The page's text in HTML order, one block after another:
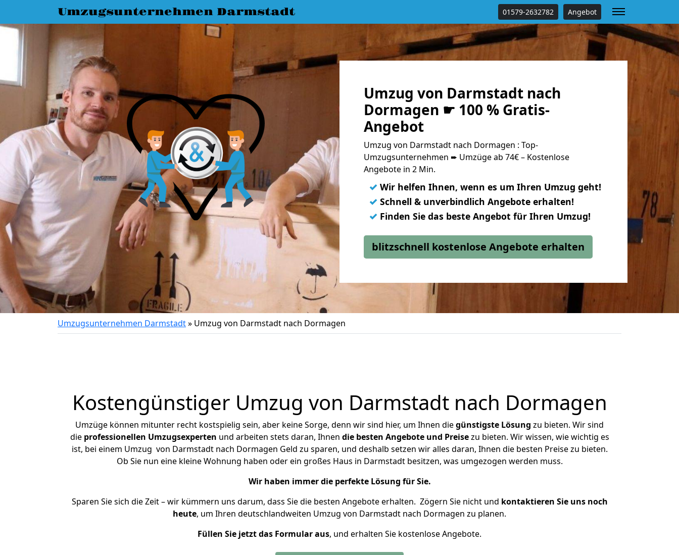
Umzugsunternehmen Darmstadt 01579-2632782 Angebot
Umzug von Darmstadt nach
Dormagen ☛ 100 % Gratis-
Angebot
Umzug von Darmstadt nach Dormagen : Top-
Umzugsunternehmen ➨ Umzüge ab 74€ – Kostenlose
Angebote in 2 Min.
✓ Wir helfen Ihnen, wenn es um Ihren Umzug geht!
✓ Schnell & unverbindlich Angebote erhalten!
✓ Finden Sie das beste Angebot für Ihren Umzug!
blitzschnell kostenlose Angebote erhalten
Umzugsunternehmen Darmstadt» Umzug von Darmstadt nach Dormagen
Kostengünstiger Umzug von Darmstadt nach Dormagen
Umzüge können mitunter recht kostspielig sein, aber keine Sorge, denn wir sind hier, um Ihnen diegünstigste Lösung zu bieten. Wir sind
die professionellen Umzugsexperten und arbeiten stets daran, Ihnen die besten Angebote und Preisezu bieten. Wir wissen, wie wichtig es
ist, bei einem Umzug von Darmstadt nach Dormagen Geld zu sparen, und deshalb setzen wir alles daran, Ihnen die besten Preise zu bieten.
Ob Sie nun eine kleine Wohnung haben oder ein großes Haus in Darmstadt besitzen, was umgezogen werden muss.
Wir haben immer die perfekte Lösung für Sie.
Sparen Sie sich die Zeit – wir kümmern uns darum, dass Sie die besten Angebote erhalten. Zögern Sie nicht und kontaktieren Sie uns noch
heute, um Ihren deutschlandweiten Umzug von Darmstadt nach Dormagen zu planen.
Füllen Sie jetzt das Formular aus, und erhalten Sie kostenlose Angebote.